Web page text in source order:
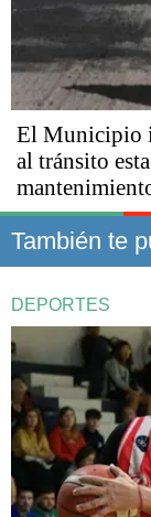
El Municipio
al tránsito
También te
DEPORTES